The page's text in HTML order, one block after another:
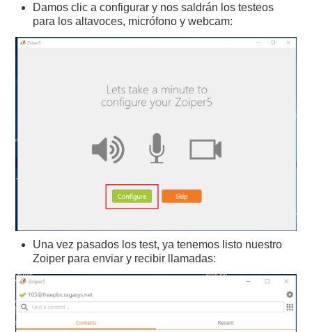
Damos clic a configurar y nos saldrán los testeos
para los altavoces, micrófono y webcam:
Una vez pasados los test, ya tenemos listo nuestro
Zoiper para enviar y recibir llamadas: